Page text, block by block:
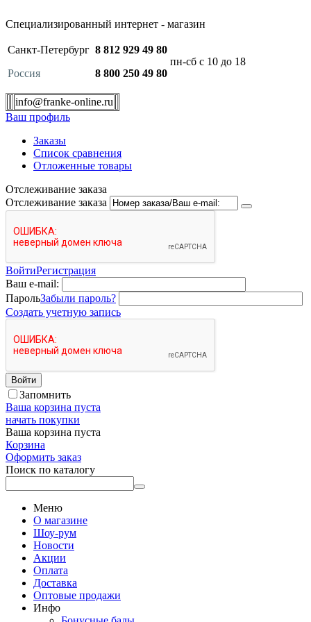
Специализированный интернет - магазин
Санкт-Петербург
Россия
8 812 929 49 80
8 800 250 49 80
пн-сб с 10 до 18
info@franke-online.ru
Ваш профиль
Заказы
Список сравнения
Отложенные товары
Отслеживание заказа
Отслеживание заказа
ВойтиРегистрация
Ваш e-mail:
ПарольЗабыли пароль?
Создать учетную запись
Войти
Запомнить
Ваша корзина пуста
начать покупки
Ваша корзина пуста
Корзина
Оформить заказ
Поиск по каталогу
Меню
О магазине
Шоу-рум
Новости
Акции
Оплата
Доставка
Оптовые продажи
Инфо